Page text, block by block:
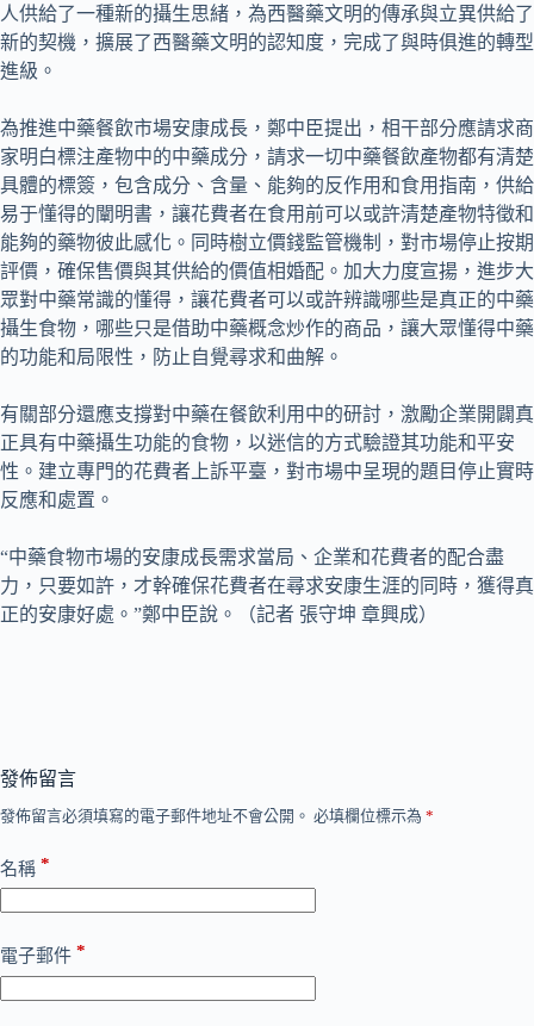
人供給了一種新的攝生思緒，為西醫藥文明的傳承與立異供給了
新的契機，擴展了西醫藥文明的認知度，完成了與時俱進的轉型
進級。
為推進中藥餐飲市場安康成長，鄭中臣提出，相干部分應請求商
家明白標注產物中的中藥成分，請求一切中藥餐飲產物都有清楚
具體的標簽，包含成分、含量、能夠的反作用和食用指南，供給
易于懂得的闡明書，讓花費者在食用前可以或許清楚產物特徵和
能夠的藥物彼此感化。同時樹立價錢監管機制，對市場停止按期
評價，確保售價與其供給的價值相婚配。加大力度宣揚，進步大
眾對中藥常識的懂得，讓花費者可以或許辨識哪些是真正的中藥
攝生食物，哪些只是借助中藥概念炒作的商品，讓大眾懂得中藥
的功能和局限性，防止自覺尋求和曲解。
有關部分還應支撐對中藥在餐飲利用中的研討，激勵企業開闢真
正具有中藥攝生功能的食物，以迷信的方式驗證其功能和平安
性。建立專門的花費者上訴平臺，對市場中呈現的題目停止實時
反應和處置。
“中藥食物市場的安康成長需求當局、企業和花費者的配合盡
力，只要如許，才幹確保花費者在尋求安康生涯的同時，獲得真
正的安康好處。”鄭中臣說。（記者 張守坤 章興成）
發佈留言
發佈留言必須填寫的電子郵件地址不會公開。 必填欄位標示為 *
名稱 *
電子郵件 *